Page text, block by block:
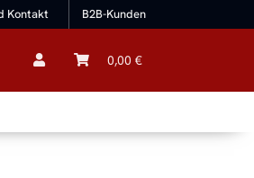
Kontakt B2B-Kunden
0,00 €